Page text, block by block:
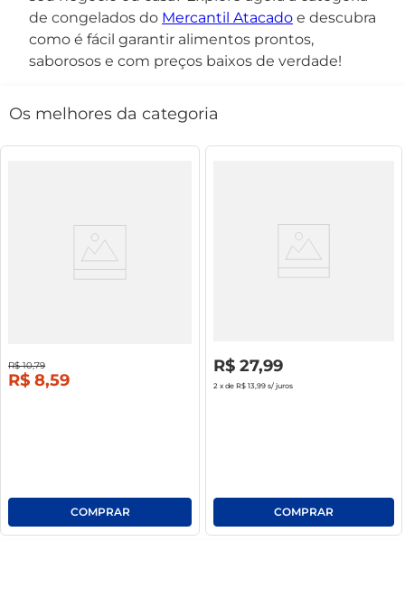
de congelados do Mercantil Atacado e descubra
como é fácil garantir alimentos prontos,
saborosos e com preços baixos de verdade!
Os melhores da categoria
R$ 10,79
R$ 8,59
R$ 27,99
2 x de R$ 13,99 s/ juros